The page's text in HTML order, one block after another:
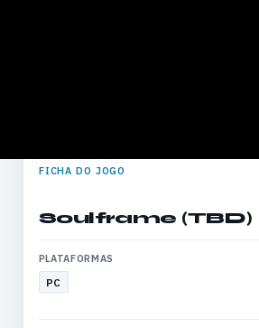
FICHA DO JOGO
Soulframe (TBD)
PLATAFORMAS
PC